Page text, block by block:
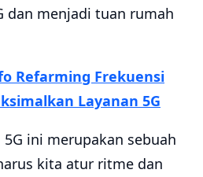
dan menjadi tuan rumah
Refarming Frekuensi
Layanan 5G
5G ini merupakan sebuah
kita atur ritme dan